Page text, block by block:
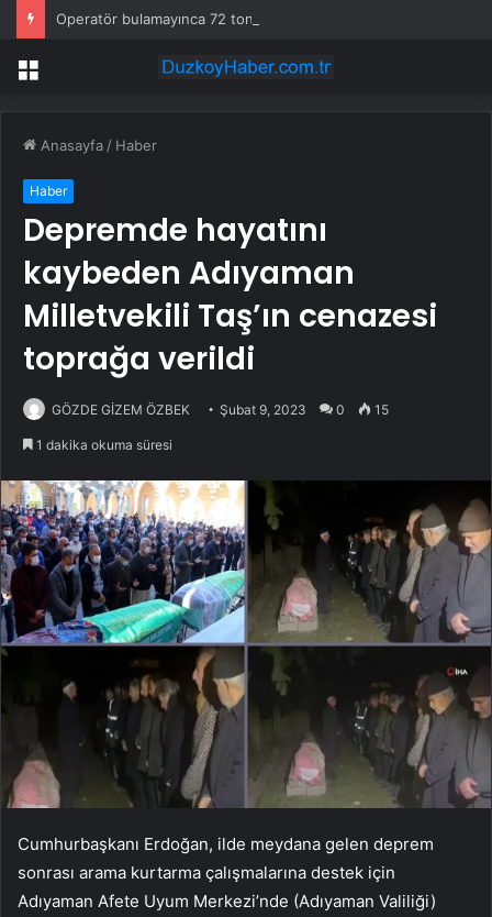
Menü
Anasayfa / Haber
Haber
Depremde hayatını
kaybeden Adıyaman
Milletvekili Taş’ın cenazesi
toprağa verildi
GÖZDE GİZEM ÖZBEK Şubat 9, 2023 0 15
1 dakika okuma süresi
Cumhurbaşkanı Erdoğan, ilde meydana gelen deprem
sonrası arama kurtarma çalışmalarına destek için
Adıyaman Afete Uyum Merkezi’nde (Adıyaman Valiliği)